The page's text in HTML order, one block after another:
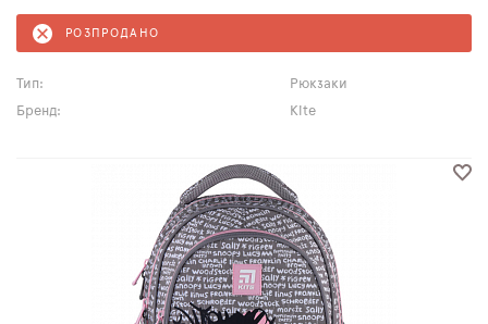
РОЗПРОДАНО
Тип:
Рюкзаки
Бренд:
Kite